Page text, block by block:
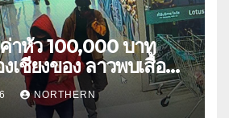
เชียงของ ลาวพบเสื้อผ้า
รวจตามเส้นทาง
NORTHERN